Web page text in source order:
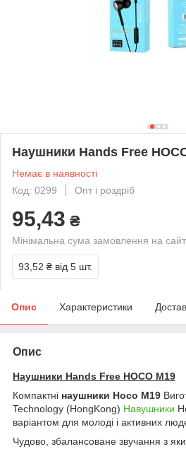
Наушники Hands Free
Немає в наявності
Код: 0299
Опт і роздріб
95,43 ₴
Мінімальна сума замовлення на
93,52 ₴ від 5 шт.
Опис Характеристики
Опис
Наушники Hands Free HOCO M19
Компактні наушники Hoco M19
Technology (HongKong) Навушники
варіантом для молоді і активних
Чудово, збалансоване звучання з